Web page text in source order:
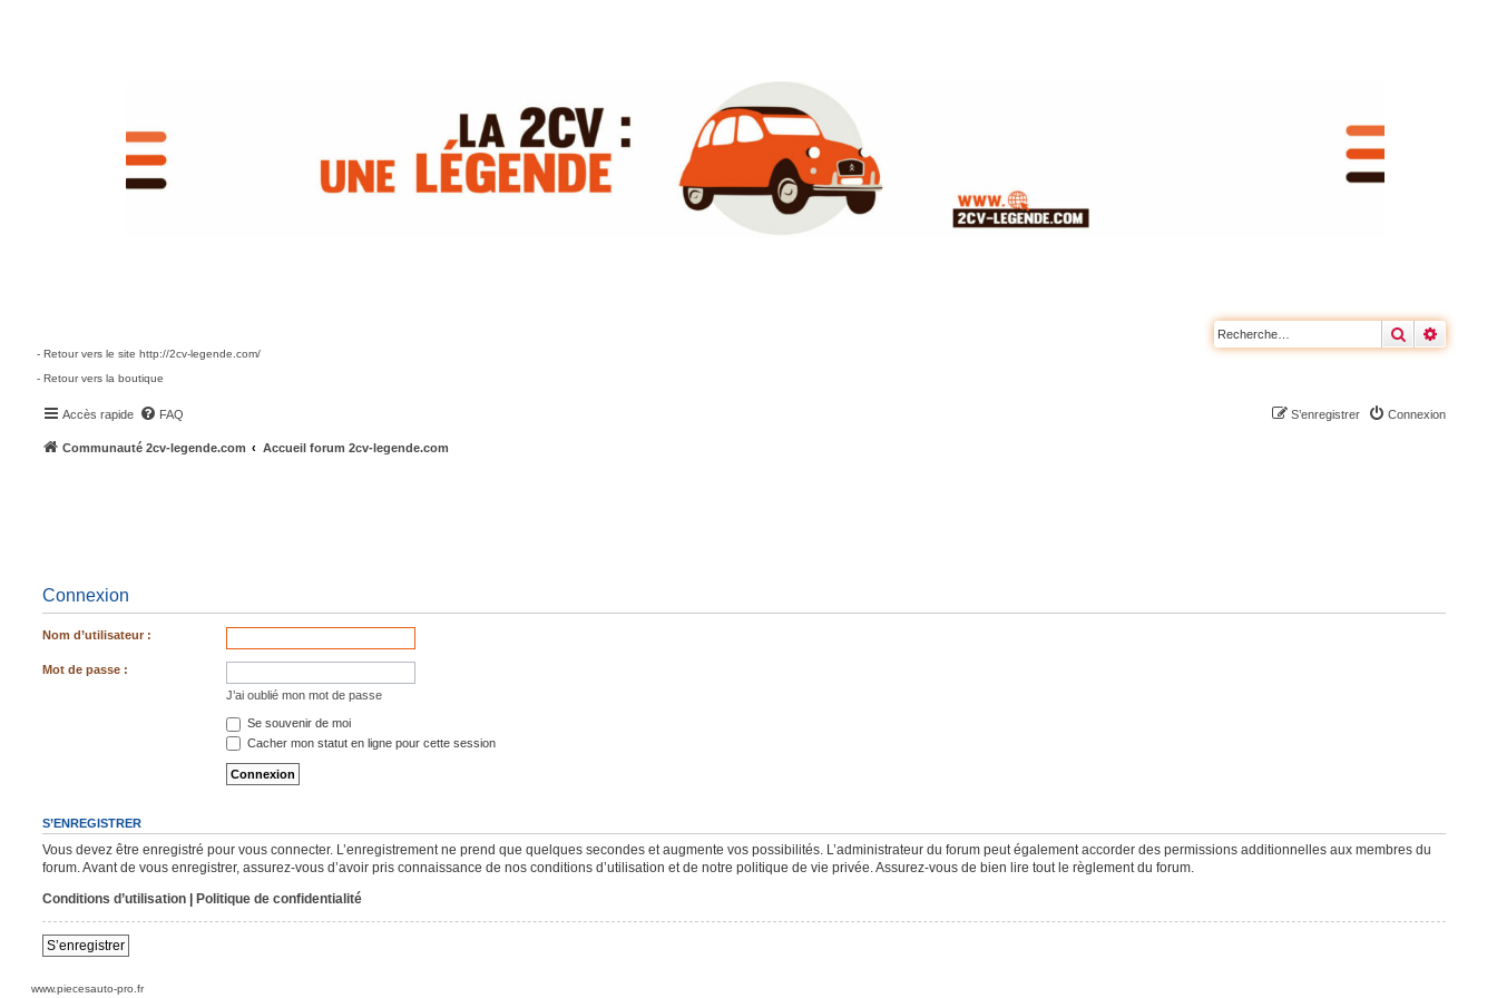
Rechercher
- Retour vers le site http://2cv-legende.com/
- Retour vers la boutique
Accès rapide FAQ Connexion
S’enregistrer
Communauté 2cv-legende.com Accueil forum 2cv-legende.com
Connexion
Nom d’utilisateur :
Mot de passe :
J’ai oublié mon mot de passe
Se souvenir de moi
Cacher mon statut en ligne pour cette session
S’ENREGISTRER
Vous devez être enregistré pour vous connecter. L’enregistrement ne prend que quelques secondes et augmente vos possibilités. L’administrateur du forum peut également accorder des permissions additionnelles aux membres du
forum. Avant de vous enregistrer, assurez-vous d’avoir pris connaissance de nos conditions d’utilisation et de notre politique de vie privée. Assurez-vous de bien lire tout le règlement du forum.
Conditions d’utilisation| Politique de confidentialité
S’enregistrer
www.piecesauto-pro.fr